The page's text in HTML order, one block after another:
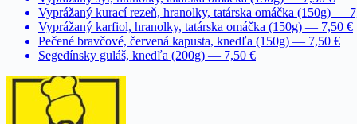
Vyprážaný kurací rezeň, hranolky, tatárska omáčka (150g) —
Vyprážaný karfiol, hranolky, tatárska omáčka (150g) — 7,50 €
Pečené bravčové, červená kapusta, knedľa (150g) — 7,50 €
Segedínsky guláš, knedľa (200g) — 7,50 €